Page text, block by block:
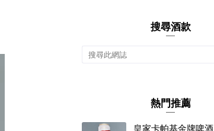
搜尋酒款
熱門推薦
皇家卡帕基金牌啤酒